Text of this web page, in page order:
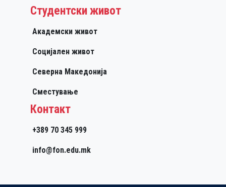
Студентски живот
Академски живот
Социјален живот
Северна Македонија
Сместување
Контакт
+389 70 345 999
info@fon.edu.mk